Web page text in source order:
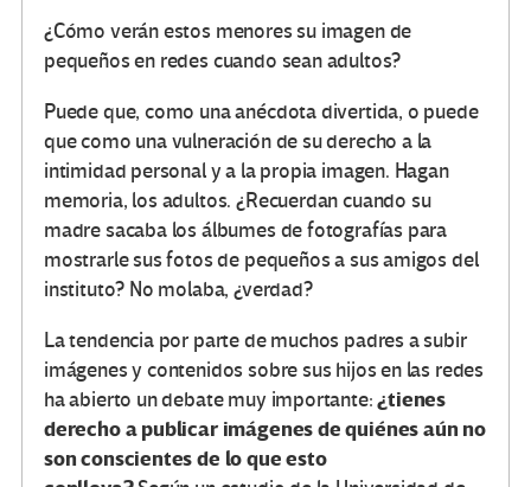
¿Cómo verán estos menores su imagen de
pequeños en redes cuando sean adultos?
Puede que, como una anécdota divertida, o puede
que como una vulneración de su derecho a la
intimidad personal y a la propia imagen. Hagan
memoria, los adultos. ¿Recuerdan cuando su
madre sacaba los álbumes de fotografías para
mostrarle sus fotos de pequeños a sus amigos del
instituto? No molaba, ¿verdad?
La tendencia por parte de muchos padres a subir
imágenes y contenidos sobre sus hijos en las redes
ha abierto un debate muy importante:¿tienes
derecho a publicar imágenes de quiénes aún no
son conscientes de lo que esto